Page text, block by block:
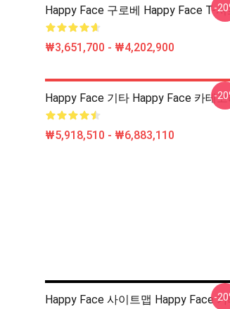
Happy Face 구로베 Happy Face T-셔
₩3,651,700 - ₩4,202,900
-
Happy Face 기타 Happy Face 카테
₩5,918,510 - ₩6,883,110
-
Happy Face 사이트맵 Happy Face-